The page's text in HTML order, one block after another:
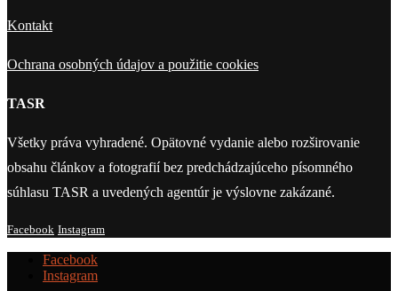
Kontakt
Ochrana osobných údajov a použitie cookies
TASR
Všetky práva vyhradené. Opätovné vydanie alebo rozširovanie
obsahu článkov a fotografií bez predchádzajúceho písomného
súhlasu TASR a uvedených agentúr je výslovne zakázané.
Facebook Instagram
Facebook
Instagram